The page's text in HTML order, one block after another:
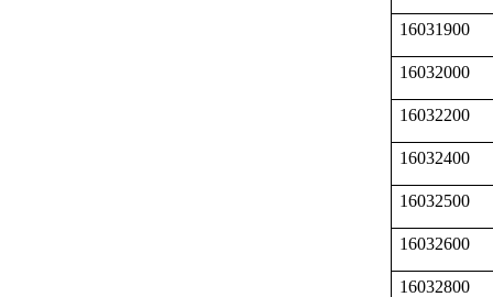
16031900
16032000
16032200
16032400
16032500
16032600
16032800